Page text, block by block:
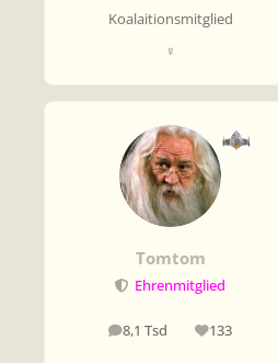
Koalaitionsmitglied
♀
Tomtom
Ehrenmitglied
8,1 Tsd
Beiträge 133
Reputation